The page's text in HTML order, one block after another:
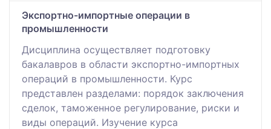
Экспортно-импортные операции в
промышленности
Дисциплина осуществляет подготовку
бакалавров в области экспортно-импортных
операций в промышленности. Курс
представлен разделами: порядок заключения
сделок, таможенное регулирование, риски и
виды операций. Изучение курса